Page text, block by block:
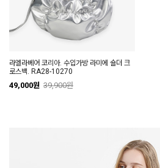
라엘라베어 코리아. 수입가방 라미에 숄더 크
로스백. RA28-10270
49,000원 39,900원